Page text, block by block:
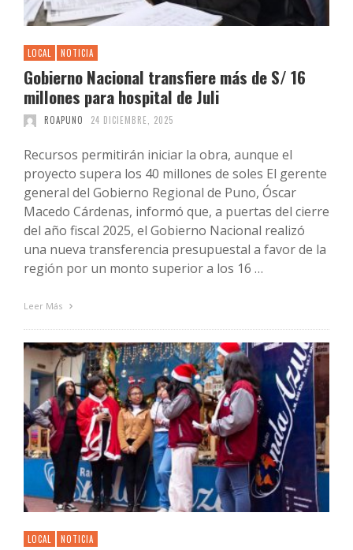
LOCAL NOTICIA
Gobierno Nacional transfiere más de S/ 16
millones para hospital de Juli
ROAPUNO 24 DICIEMBRE, 2025
Recursos permitirán iniciar la obra, aunque el
proyecto supera los 40 millones de soles El gerente
general del Gobierno Regional de Puno, Óscar
Macedo Cárdenas, informó que, a puertas del cierre
del año fiscal 2025, el Gobierno Nacional realizó
una nueva transferencia presupuestal a favor de la
región por un monto superior a los 16 …
Leer Más
LOCAL NOTICIA